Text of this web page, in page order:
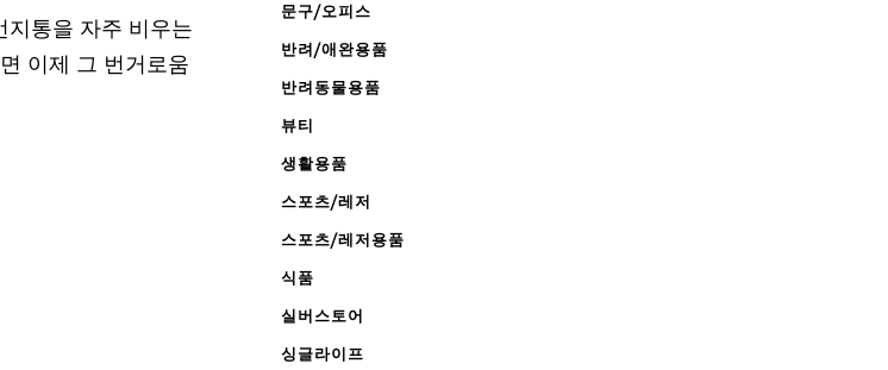
지통을 자주 비우는
이제 그 번거로움
문구/오피스
반려/애완용품
반려동물용품
뷰티
생활용품
스포츠/레저
스포츠/레저용품
식품
실버스토어
싱글라이프